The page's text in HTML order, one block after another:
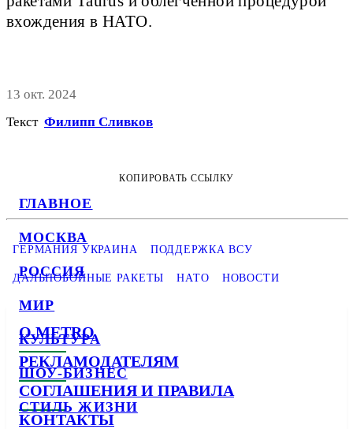
ГЛАВНОЕ
МОСКВА
РОССИЯ
МИР
КУЛЬТУРА
ШОУ-БИЗНЕС
СТИЛЬ ЖИЗНИ
вхождения в НАТО.
13 окт. 2024
Текст Филипп Сливков
КОПИРОВАТЬ ССЫЛКУ
ГЕРМАНИЯ УКРАИНА ПОДДЕРЖКА ВСУ
ДАЛЬНОБОЙНЫЕ РАКЕТЫ НАТО НОВОСТИ
О METRO
РЕКЛАМОДАТЕЛЯМ
СОГЛАШЕНИЯ И ПРАВИЛА
КОНТАКТЫ